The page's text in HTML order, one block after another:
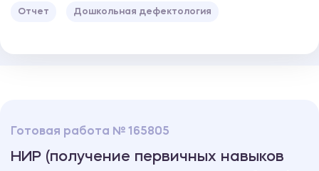
Отчет Дошкольная дефектология
Готовая работа № 165805
НИР (получение первичных навыков